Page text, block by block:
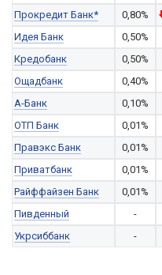
Прокредит Банк*
0,80%
Идея Банк
0,50%
Кредобанк
0,50%
Ощадбанк
0,40%
А-Банк
0,10%
ОТП Банк
0,01%
Правэкс Банк
0,01%
Приватбанк
0,01%
Райффайзен Банк
0,01%
Пивденный
-
Укрсиббанк
-